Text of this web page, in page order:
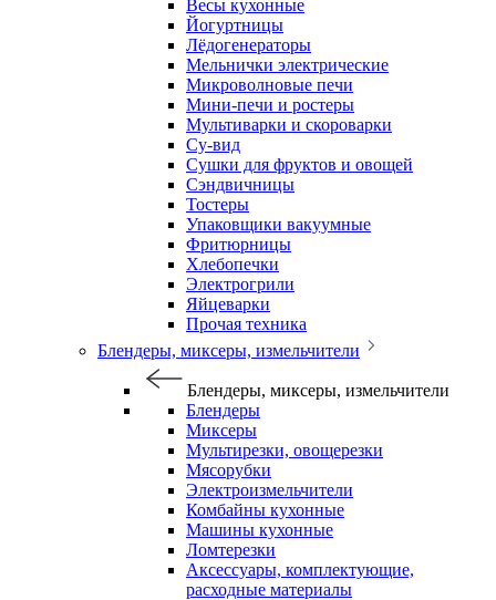
Весы кухонные
Йогуртницы
Лёдогенераторы
Мельнички электрические
Микроволновые печи
Мини-печи и ростеры
Мультиварки и скороварки
Су-вид
Сушки для фруктов и овощей
Сэндвичницы
Тостеры
Упаковщики вакуумные
Фритюрницы
Хлебопечки
Электрогрили
Яйцеварки
Прочая техника
Блендеры, миксеры, измельчители
Блендеры, миксеры, измельчители
Блендеры
Миксеры
Мультирезки, овощерезки
Мясорубки
Электроизмельчители
Комбайны кухонные
Машины кухонные
Ломтерезки
Аксессуары, комплектующие,
расходные материалы